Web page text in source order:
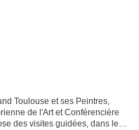
Toulouse et ses Peintres,
de l'Art et Conférencière
des visites guidées, dans le